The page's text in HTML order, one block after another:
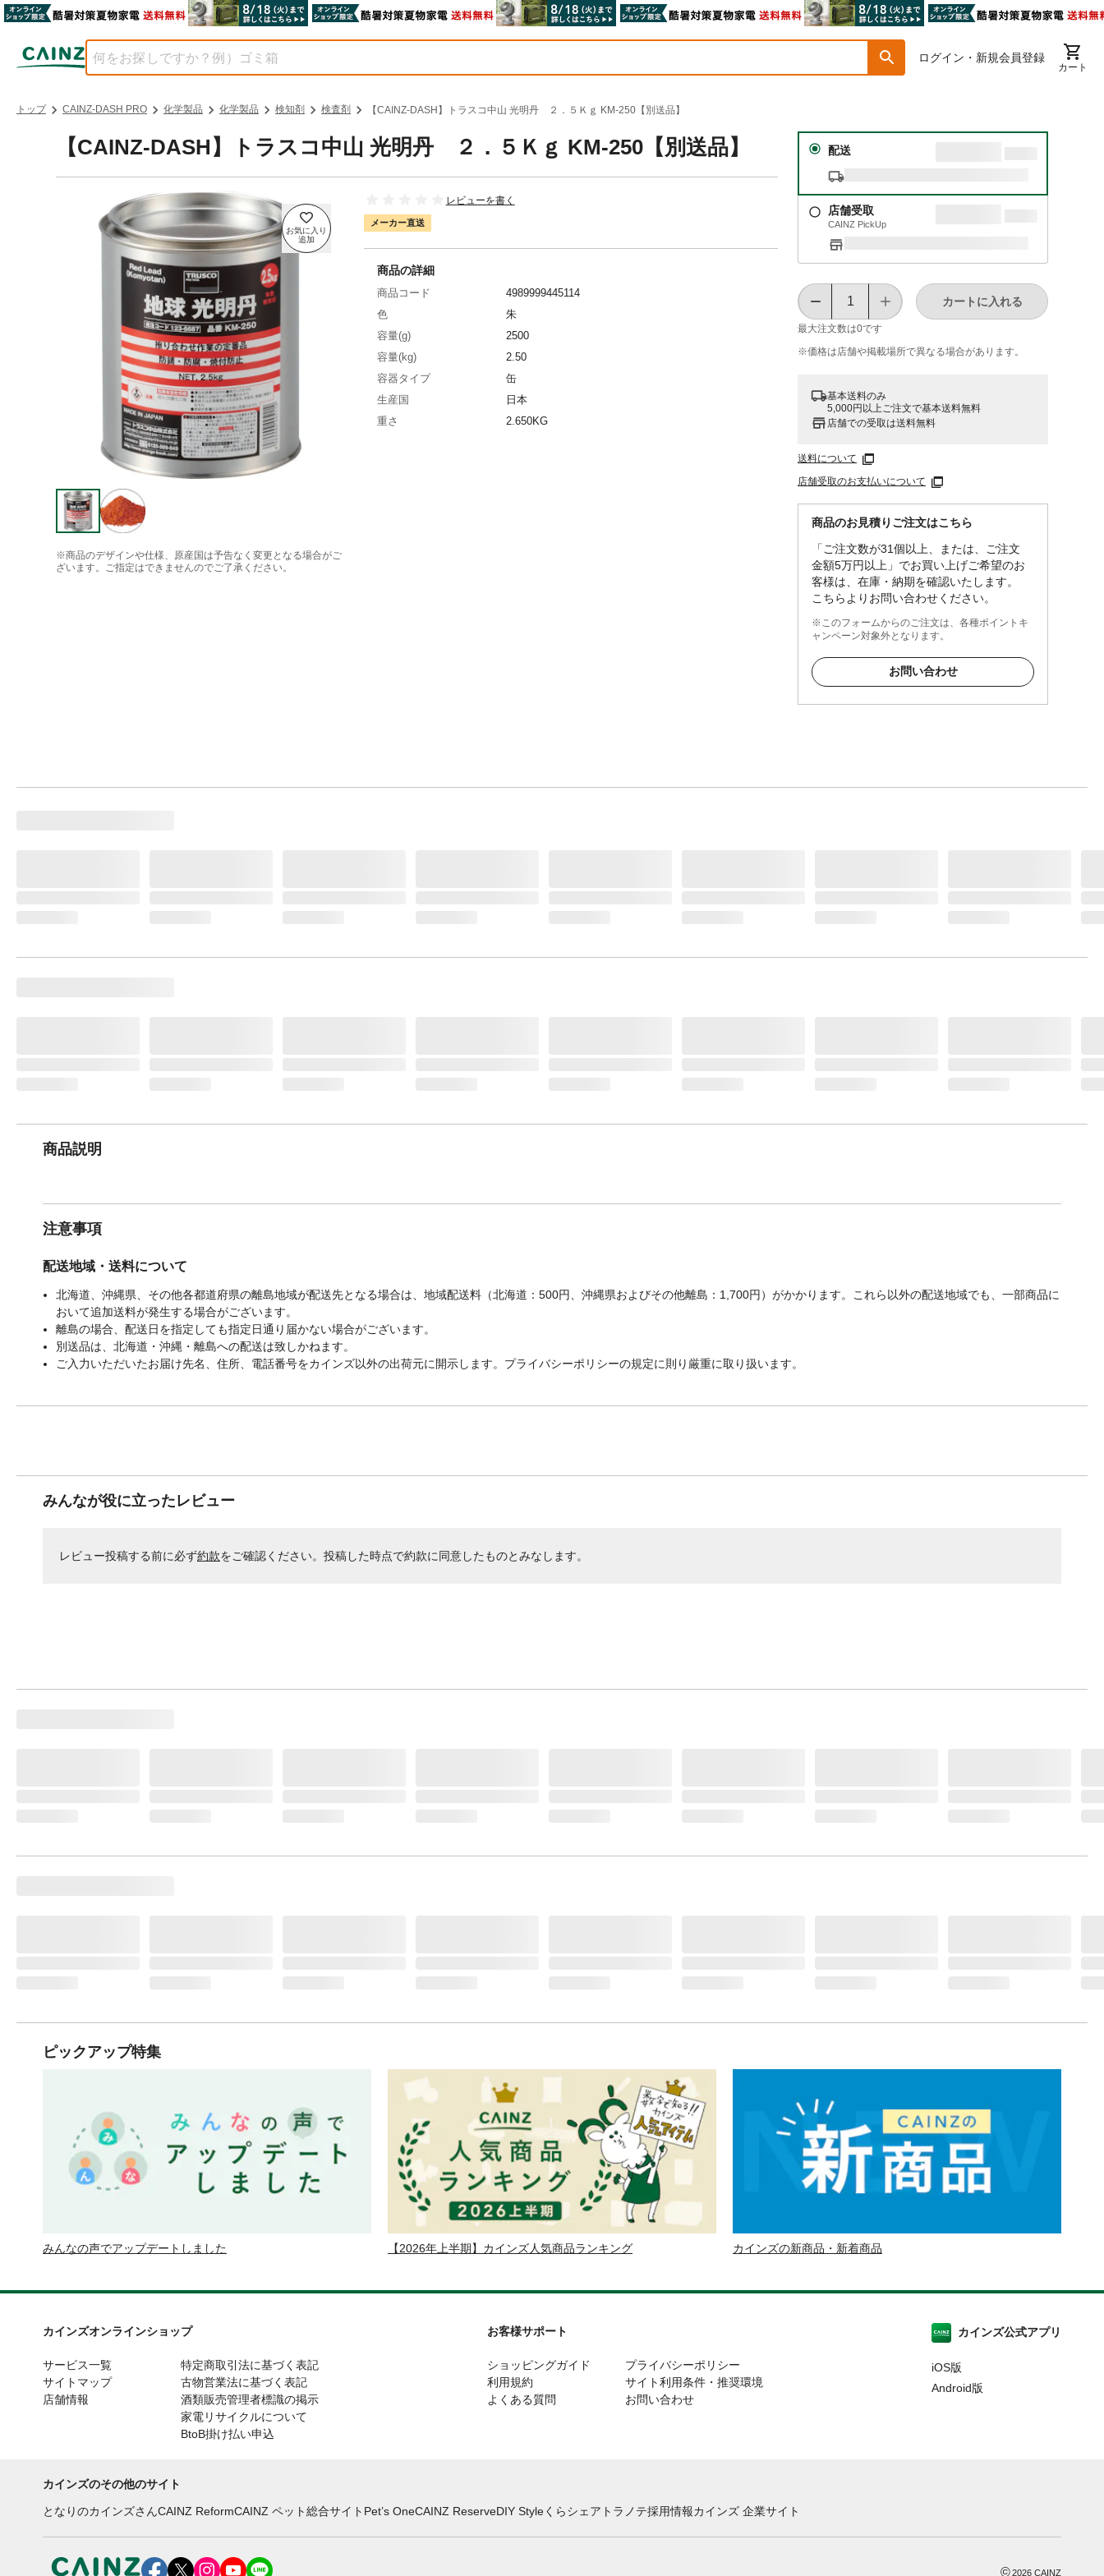
ログイン・新規会員登録
カート
トップ CAINZ-DASH PRO 化学製品 化学製品 検知剤 検査剤 【CAINZ-DASH】トラスコ中山 光明丹 ２．５Ｋｇ KM-250【別送品】
【CAINZ-DASH】トラスコ中山 光明丹 ２．５Ｋｇ KM-250【別送品】
※商品のデザインや仕様、原産国は予告なく変更となる場合がご
ざいます。ご指定はできませんのでご了承ください。
レビューを書く
メーカー直送
配送
店舗受取
CAINZ PickUp
最大注文数は0です
カートに入れる
※価格は​店舗や​掲載場所で​異なる​場合が​あります。
基本送料のみ
5,000円以上ご注文で基本送料無料
店舗での受取は送料無料
送料について
店舗受取のお支払いについて
商品のお見積りご注文はこちら
「ご注文数が31個以上、または、ご注文
金額5万円以上」でお買い上げご希望のお
客様は、在庫・納期を確認いたします。
こちらよりお問い合わせください。
※このフォームからのご注文は、各種ポイントキ
ャンペーン対象外となります。
お問い合わせ
商品の詳細
商品コード
4989999445114
色
朱
容量(g)
2500
容量(kg)
2.50
容器タイプ
缶
生産国
日本
重さ
2.650KG
商品説明
注意事項
配送地域・送料について
北海道、沖縄県、その他各都道府県の離島地域が配送先となる場合は、地域配送料（北海道：500円、沖縄県およびその他離島：1,700円）がかかります。これら以外の配送地域でも、一部商品に
おいて追加送料が発生する場合がございます。
離島の場合、配送日を指定しても指定日通り届かない場合がございます。
別送品は、北海道・沖縄・離島への配送は致しかねます。
ご入力いただいたお届け先名、住所、電話番号をカインズ以外の出荷元に開示します。プライバシーポリシーの規定に則り厳重に取り扱います。
みんなが役に立ったレビュー
レビュー投稿する前に必ず約款をご確認ください。投稿した時点で約款に同意したものとみなします。
ピックアップ特集
みんなの声でアップデートしました 【2026年上半期】カインズ人気商品ランキング カインズの新商品・新着商品
カインズオンラインショップ
サービス一覧
サイトマップ
店舗情報
特定商取引法に基づく表記
古物営業法に基づく表記
酒類販売管理者標識の掲示
家電リサイクルについて
BtoB掛け払い申込
お客様サポート
ショッピングガイド
利用規約
よくある質問
プライバシーポリシー
サイト利用条件・推奨環境
お問い合わせ
カインズ公式アプリ
iOS版
Android版
カインズのその他のサイト
となりのカインズさんCAINZ ReformCAINZ ペット総合サイト Pet’s OneCAINZ ReserveDIY Styleくらシェア トラノテ採用情報カインズ 企業サイト
©2026 CAINZ